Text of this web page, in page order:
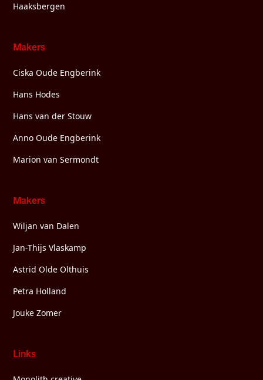
Haaksbergen
Makers
Ciska Oude Engberink
Hans Hodes
Hans van der Stouw
Anno Oude Engberink
Marion van Sermondt
Makers
Wiljan van Dalen
Jan-Thijs Vlaskamp
Astrid Olde Olthuis
Petra Holland
Jouke Zomer
Links